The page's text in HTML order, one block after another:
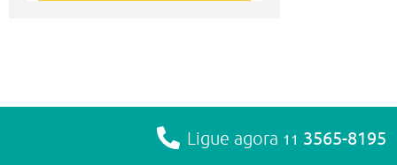
Ligue agora 11 3565-8195